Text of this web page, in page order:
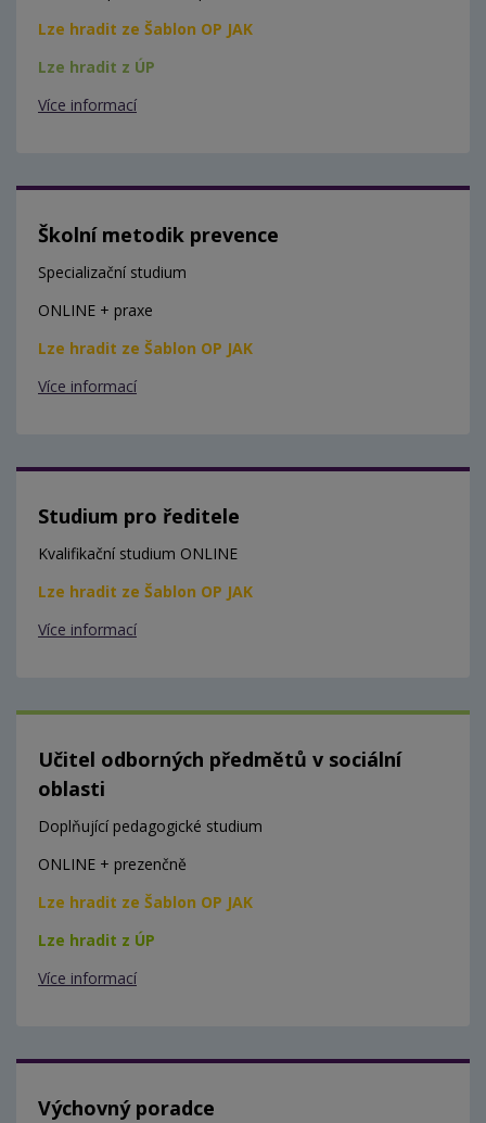
Lze hradit ze Šablon OP JAK
Lze hradit z ÚP
Více informací
Školní metodik prevence
Specializační studium
ONLINE + praxe
Lze hradit ze Šablon OP JAK
Více informací
Studium pro ředitele
Kvalifikační studium ONLINE
Lze hradit ze Šablon OP JAK
Více informací
Učitel odborných předmětů v sociální
oblasti
Doplňující pedagogické studium
ONLINE + prezenčně
Lze hradit ze Šablon OP JAK
Lze hradit z ÚP
Více informací
Výchovný poradce